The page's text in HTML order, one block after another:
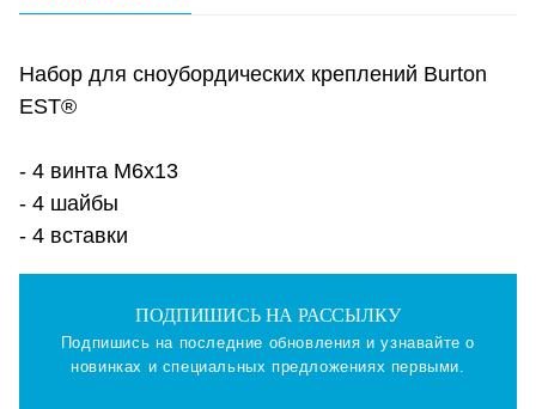
Набор для сноубордических креплений Burton
EST®
- 4 винта M6x13
- 4 шайбы
- 4 вставки
ПОДПИШИСЬ НА РАССЫЛКУ
Подпишись на последние обновления и узнавайте о
новинках и специальных предложениях первыми.